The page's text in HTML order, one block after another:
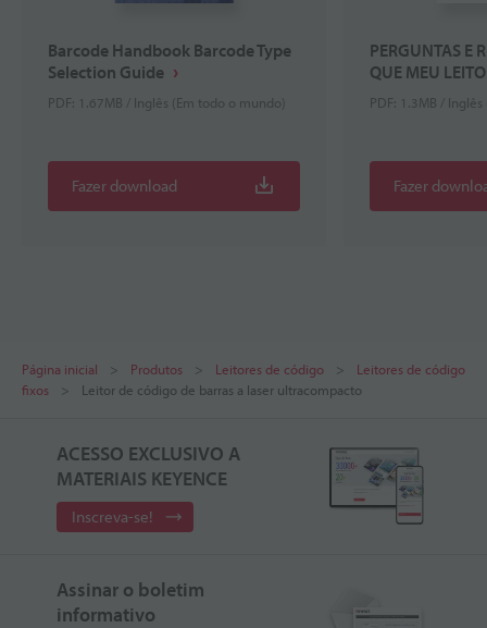
Barcode Handbook Barcode Type
Selection Guide
PDF: 1.67MB / Inglês (Em todo o mundo)
Fazer download
PERGUNTAS E
QUE MEU
PDF: 1.3MB /
Fazer
Página inicial Produtos Leitores de código
Leitores de código
fixos
Leitor de código de barras a laser ultracompacto
ACESSO EXCLUSIVO A
MATERIAIS KEYENCE
Inscreva-se!
Assinar o boletim
informativo